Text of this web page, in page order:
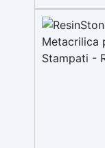
Ideale
rischio